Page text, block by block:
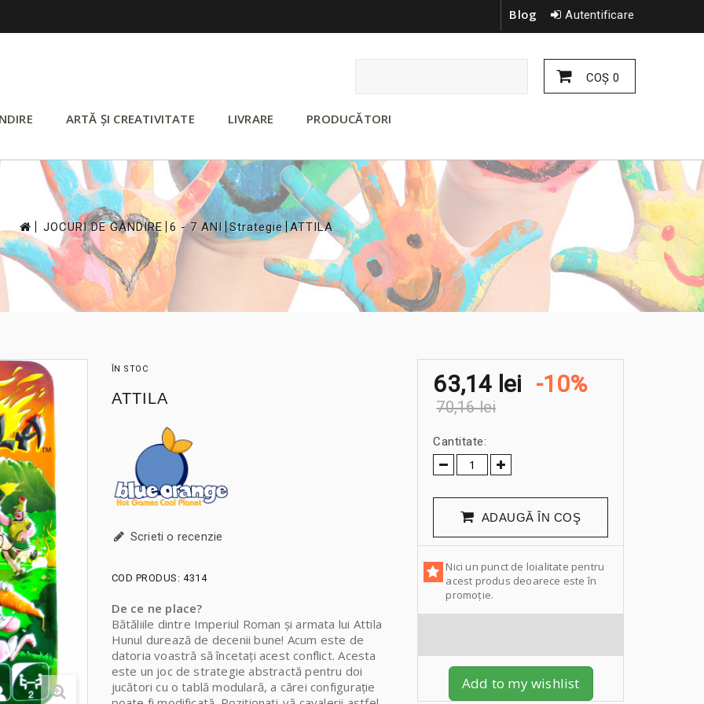
Autentificare
Blog
COŞ 0
ARTĂ ȘI CREATIVITATE LIVRARE PRODUCĂTORI
JOCURI DE GÂNDIRE
>
6 - 7 ANI
>
Strategie
>
ATTILA
ÎN STOC
ATTILA
Scrieti o recenzie
COD PRODUS: 4314
De ce ne place?
Bătăliile dintre Imperiul Roman și armata lui Attila
Hunul durează de decenii bune! Acum este de
datoria voastră să încetați acest conflict. Acesta
este un joc de strategie abstractă pentru doi
jucători cu o tablă modulară, a cărei configurație
63,14 lei -10%
70,16 lei
Cantitate:
ADAUGĂ ÎN COŞ
Nici un punct de loialitate pentru
acest produs deoarece este în
promoție.
Add to my wishlist